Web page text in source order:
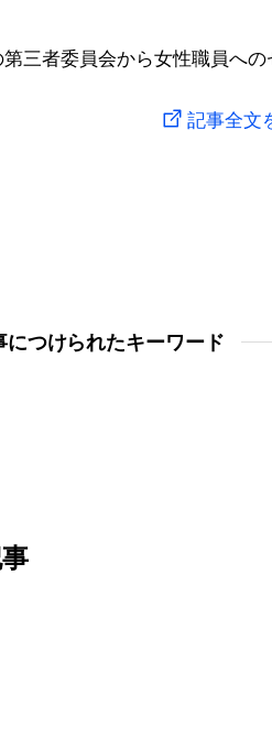
三者委員会から女性職員へ
記事全文
につけられたキーワード